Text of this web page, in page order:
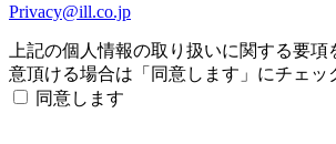
Privacy@ill.co.jp
上記の個人情報の取り扱いに関する要項
意頂ける場合は「同意します」にチェッ
同意します